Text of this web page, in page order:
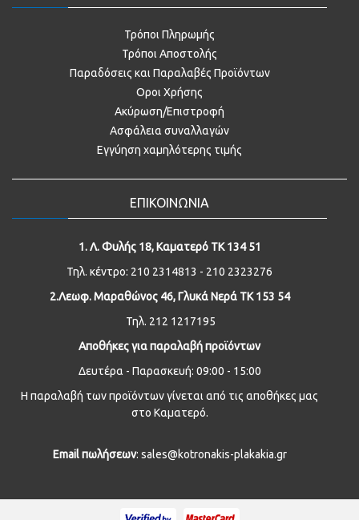
Τρόποι Πληρωμής
Τρόποι Αποστολής
Παραδόσεις και Παραλαβές Προϊόντων
Οροι Χρήσης
Ακύρωση/Επιστροφή
Ασφάλεια συναλλαγών
Εγγύηση χαμηλότερης τιμής
ΕΠΙΚΟΙΝΩΝΙΑ
1. Λ. Φυλής 18, Καματερό ΤΚ 134 51
Τηλ. κέντρο: 210 2314813 - 210 2323276
2.Λεωφ. Μαραθώνος 46, Γλυκά Νερά ΤΚ 153 54
Τηλ. 212 1217195
Αποθήκες για παραλαβή προϊόντων
Δευτέρα - Παρασκευή: 09:00 - 15:00
Η παραλαβή των προϊόντων γίνεται από τις αποθήκες μας
στο Καματερό.
Email πωλήσεων: sales@kotronakis-plakakia.gr